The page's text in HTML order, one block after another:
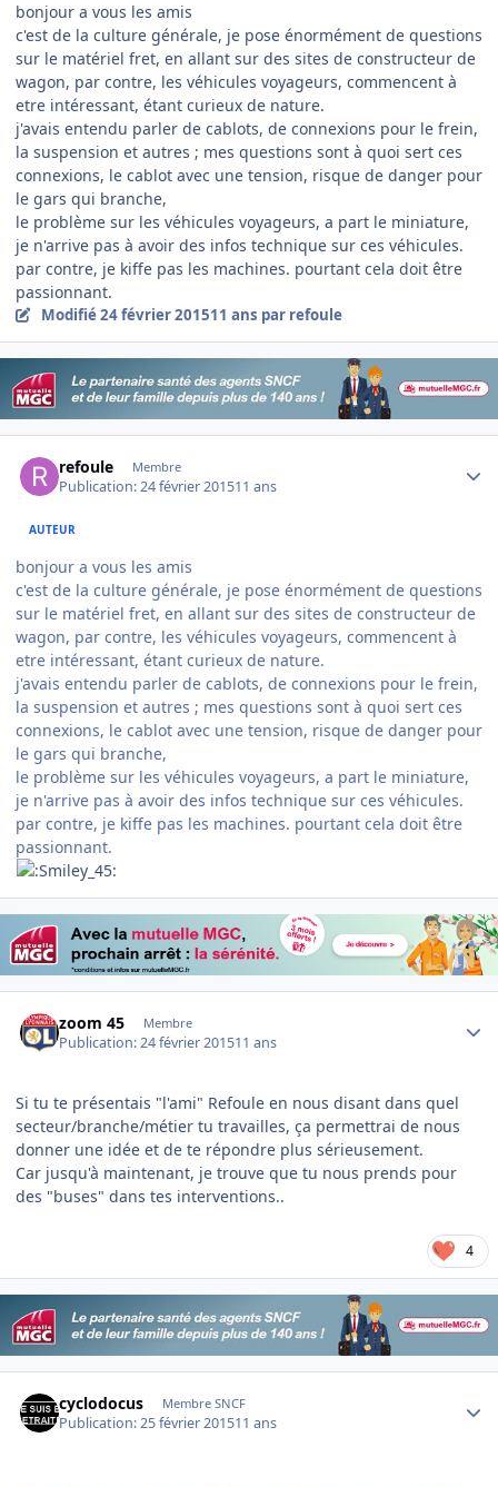
bonjour a vous les amis
c'est de la culture générale, je pose énormément de questions
sur le matériel fret, en allant sur des sites de constructeur de
wagon, par contre, les véhicules voyageurs, commencent à
etre intéressant, étant curieux de nature.
j'avais entendu parler de cablots, de connexions pour le frein,
la suspension et autres ; mes questions sont à quoi sert ces
connexions, le cablot avec une tension, risque de danger pour
le gars qui branche,
le problème sur les véhicules voyageurs, a part le miniature,
je n'arrive pas à avoir des infos technique sur ces véhicules.
par contre, je kiffe pas les machines. pourtant cela doit être
passionnant.
Modifié24 février 201511 ans par refoule
refoule Membre
Publication:24 février 201511 ans
AUTEUR
bonjour a vous les amis
c'est de la culture générale, je pose énormément de questions
sur le matériel fret, en allant sur des sites de constructeur de
wagon, par contre, les véhicules voyageurs, commencent à
etre intéressant, étant curieux de nature.
j'avais entendu parler de cablots, de connexions pour le frein,
la suspension et autres ; mes questions sont à quoi sert ces
connexions, le cablot avec une tension, risque de danger pour
le gars qui branche,
le problème sur les véhicules voyageurs, a part le miniature,
je n'arrive pas à avoir des infos technique sur ces véhicules.
par contre, je kiffe pas les machines. pourtant cela doit être
passionnant.
zoom 45 Membre
Publication:24 février 201511 ans
Si tu te présentais "l'ami" Refoule en nous disant dans quel
secteur/branche/métier tu travailles, ça permettrai de nous
donner une idée et de te répondre plus sérieusement.
Car jusqu'à maintenant, je trouve que tu nous prends pour
des "buses" dans tes interventions..
4
cyclodocus Membre SNCF
Publication:25 février 201511 ans